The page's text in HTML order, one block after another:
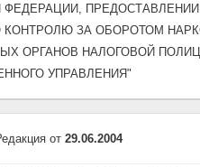
КОНТРОЛЮ ЗА ОБОРОТОМ
ОРГАНОВ НАЛОГОВОЙ
УПРАВЛЕНИЯ"
от 29.06.2004